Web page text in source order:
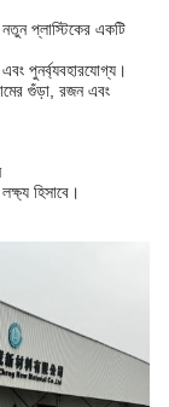
প্লাস্টিকের একটি
পুনর্ব্যবহারযোগ্য।
গুঁড়া, রজন এবং
হিসাবে।